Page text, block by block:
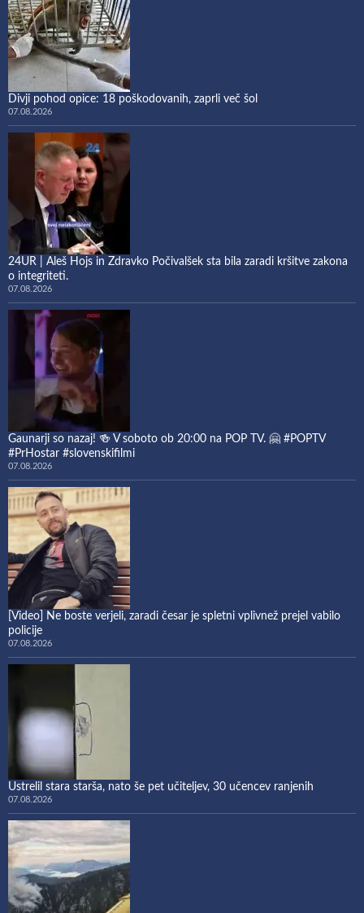
Divji pohod opice: 18 poškodovanih, zaprli več šol
07.08.2026
24UR | Aleš Hojs in Zdravko Počivalšek sta bila zaradi kršitve zakona
o integriteti.
07.08.2026
Gaunarji so nazaj! 🍻 V soboto ob 20:00 na POP TV. 🤗 #POPTV
#PrHostar #slovenskifilmi
07.08.2026
[Video] Ne boste verjeli, zaradi česar je spletni vplivnež prejel vabilo
policije
07.08.2026
Ustrelil stara starša, nato še pet učiteljev, 30 učencev ranjenih
07.08.2026